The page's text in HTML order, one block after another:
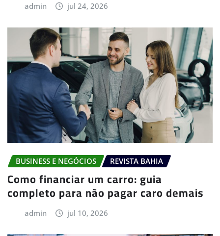
admin jul 24, 2026
BUSINESS E NEGÓCIOS REVISTA BAHIA
Como financiar um carro: guia
completo para não pagar caro demais
admin jul 10, 2026